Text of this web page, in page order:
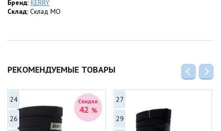
Бренд: KERRY
Склад: Склад МО
РЕКОМЕНДУЕМЫЕ ТОВАРЫ
Скидка
42 %
24
26
27
29